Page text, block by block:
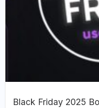
Black Friday 2025